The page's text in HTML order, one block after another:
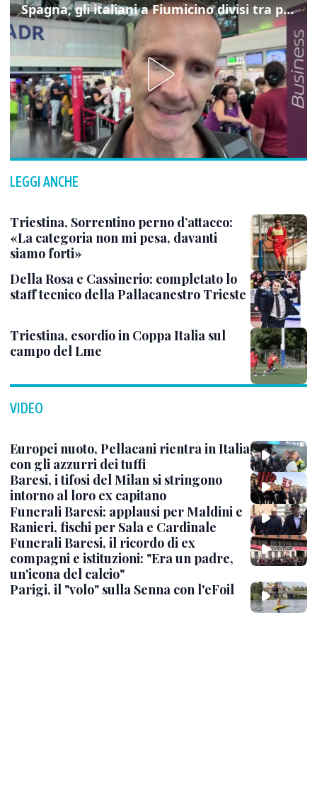
Spagna, gli italiani a Fiumicino divisi tra preoccupazione e dispiacere per i controlli
LEGGI ANCHE
Triestina, Sorrentino perno d’attacco:
«La categoria non mi pesa, davanti
siamo forti»
Della Rosa e Cassinerio: completato lo
staff tecnico della Pallacanestro Trieste
Triestina, esordio in Coppa Italia sul
campo del Lme
VIDEO
Europei nuoto, Pellacani rientra in Italia
con gli azzurri dei tuffi
Baresi, i tifosi del Milan si stringono
intorno al loro ex capitano
Funerali Baresi: applausi per Maldini e
Ranieri, fischi per Sala e Cardinale
Funerali Baresi, il ricordo di ex
compagni e istituzioni: "Era un padre,
un'icona del calcio"
Parigi, il "volo" sulla Senna con l'eFoil